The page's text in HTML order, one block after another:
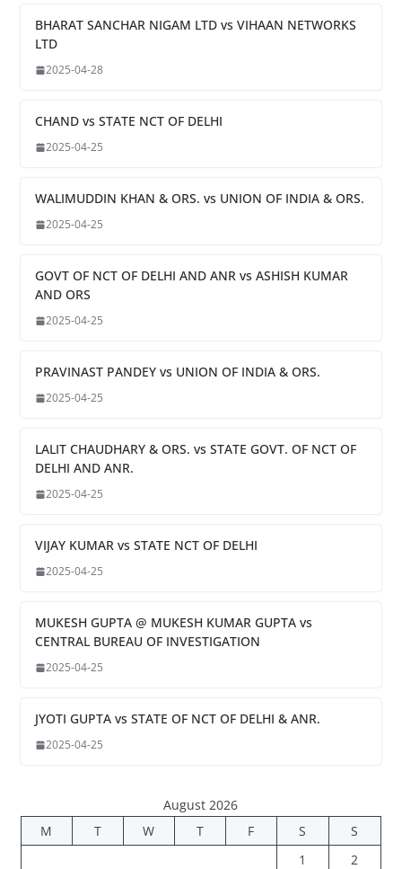
BHARAT SANCHAR NIGAM LTD vs VIHAAN NETWORKS
LTD
2025-04-28
CHAND vs STATE NCT OF DELHI
2025-04-25
WALIMUDDIN KHAN & ORS. vs UNION OF INDIA & ORS.
2025-04-25
GOVT OF NCT OF DELHI AND ANR vs ASHISH KUMAR
AND ORS
2025-04-25
PRAVINAST PANDEY vs UNION OF INDIA & ORS.
2025-04-25
LALIT CHAUDHARY & ORS. vs STATE GOVT. OF NCT OF
DELHI AND ANR.
2025-04-25
VIJAY KUMAR vs STATE NCT OF DELHI
2025-04-25
MUKESH GUPTA @ MUKESH KUMAR GUPTA vs
CENTRAL BUREAU OF INVESTIGATION
2025-04-25
JYOTI GUPTA vs STATE OF NCT OF DELHI & ANR.
2025-04-25
August 2026
M
T W T F S
S
1
2